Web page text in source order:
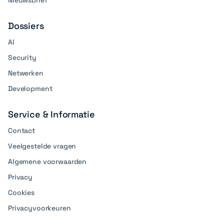
Dossiers
AI
Security
Netwerken
Development
Service & Informatie
Contact
Veelgestelde vragen
Algemene voorwaarden
Privacy
Cookies
Privacyvoorkeuren